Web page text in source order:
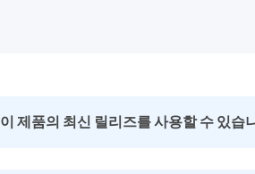
이 제품의 최신 릴리즈를 사용할 수 있습